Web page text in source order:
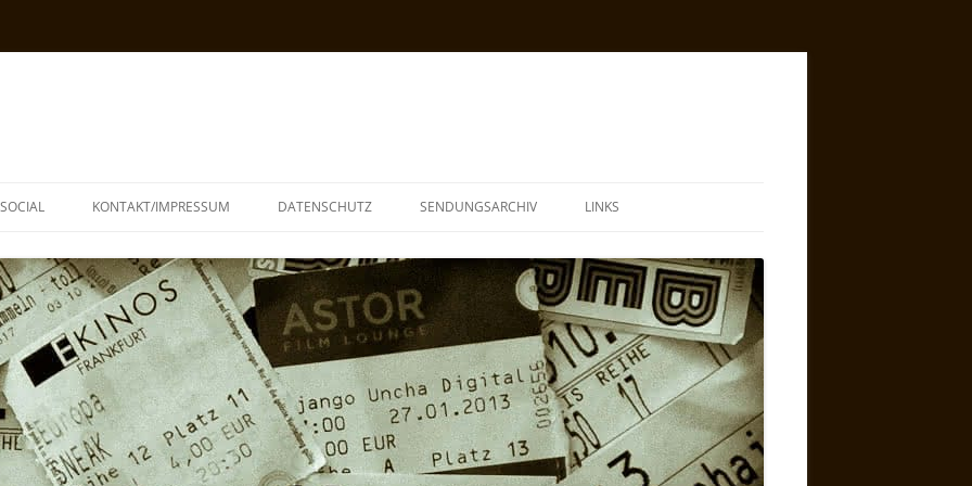
SOCIAL KONTAKT/IMPRESSUM DATENSCHUTZ SENDUNGSARCHIV LINKS